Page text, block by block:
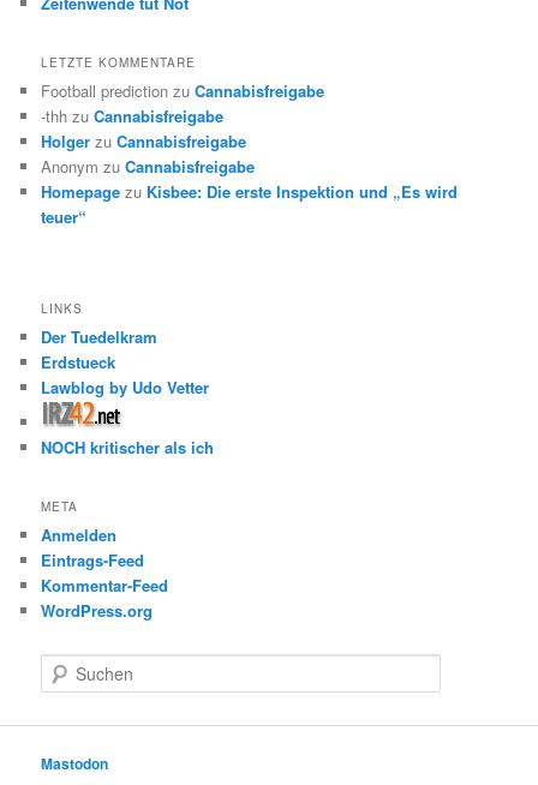
LETZTE KOMMENTARE
Football prediction zuCannabisfreigabe
-thh zuCannabisfreigabe
Holger zuCannabisfreigabe
Anonym zuCannabisfreigabe
Homepage zu Kisbee: Die erste Inspektion und „Es wird
teuer“
LINKS
Der Tuedelkram
Erdstueck
Lawblog by Udo Vetter
NOCH kritischer als ich
META
Anmelden
Eintrags-Feed
Kommentar-Feed
WordPress.org
u
e
Mastodon